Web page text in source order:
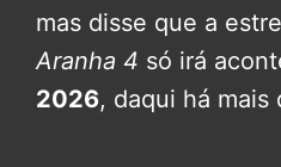
mas disse que a
Aranha 4 só irá
2026, daqui há mais